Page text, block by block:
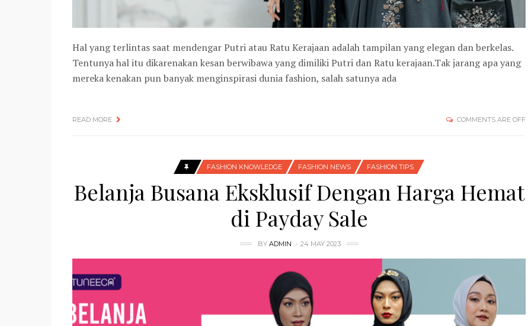
Hal yang terlintas saat mendengar Putri atau Ratu Kerajaan adalah tampilan yang elegan dan berkelas.
Tentunya hal itu dikarenakan kesan berwibawa yang dimiliki Putri dan Ratu kerajaan.Tak jarang apa yang
mereka kenakan pun banyak menginspirasi dunia fashion, salah satunya ada
READ MORE COMMENTS ARE OFF
FASHION KNOWLEDGE FASHION NEWS FASHION TIPS
Belanja Busana Eksklusif Dengan Harga Hemat
di Payday Sale
BY ADMIN 24 MAY 2023